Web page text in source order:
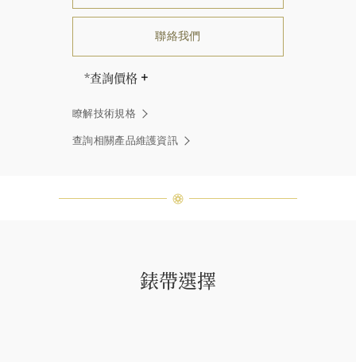
聯絡我們
*查詢價格
兩顆相同的鑽石。」 海瑞溫斯頓的每
一件高級珠寶作品也是如此：每個寶
石皆與眾不同而採用獨特鑲嵌方式，
瞭解技術規格
查詢相關產品維護資訊
錶帶選擇